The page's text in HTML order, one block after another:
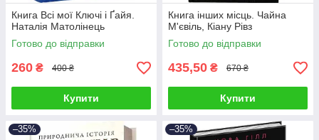
Книга Всі мої Ключі і Ґайя.
Наталія Матолінець
Готово до відправки
260 ₴ 400 ₴
Купити
Книга інших місць. Чайна
М'євіль, Кіану Рівз
Готово до відправки
435,50 ₴ 670 ₴
Купити
–35% –35%